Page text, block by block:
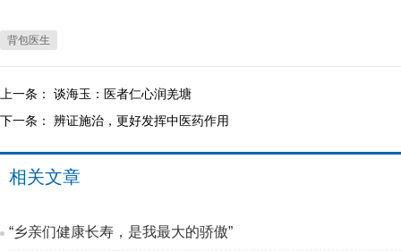
背包医生
上一条： 谈海玉：医者仁心润羌塘
下一条： 辨证施治，更好发挥中医药作用
相关文章
“乡亲们健康长寿，是我最大的骄傲”